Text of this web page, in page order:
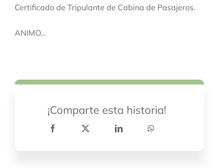
Certificado de Tripulante de Cabina de Pasajeros.
ANIMO…
¡Comparte esta historia!